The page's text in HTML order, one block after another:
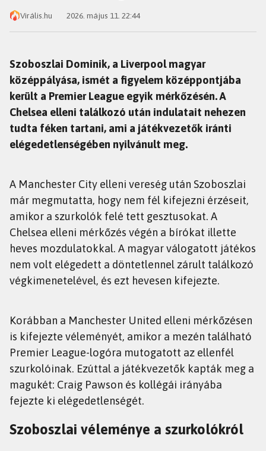
Virális.hu 2026. május 11. 22:44
Szoboszlai Dominik, a Liverpool magyar
középpályása, ismét a figyelem középpontjába
került a Premier League egyik mérkőzésén. A
Chelsea elleni találkozó után indulatait nehezen
tudta féken tartani, ami a játékvezetők iránti
elégedetlenségében nyilvánult meg.
A Manchester City elleni vereség után Szoboszlai
már megmutatta, hogy nem fél kifejezni érzéseit,
amikor a szurkolók felé tett gesztusokat. A
Chelsea elleni mérkőzés végén a bírókat illette
heves mozdulatokkal. A magyar válogatott játékos
nem volt elégedett a döntetlennel zárult találkozó
végkimenetelével, és ezt hevesen kifejezte.
Korábban a Manchester United elleni mérkőzésen
is kifejezte véleményét, amikor a mezén található
Premier League-logóra mutogatott az ellenfél
szurkolóinak. Ezúttal a játékvezetők kapták meg a
magukét: Craig Pawson és kollégái irányába
fejezte ki elégedetlenségét.
Szoboszlai véleménye a szurkolókról